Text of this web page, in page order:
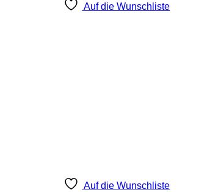
Auf die Wunschliste
Auf die Wunschliste